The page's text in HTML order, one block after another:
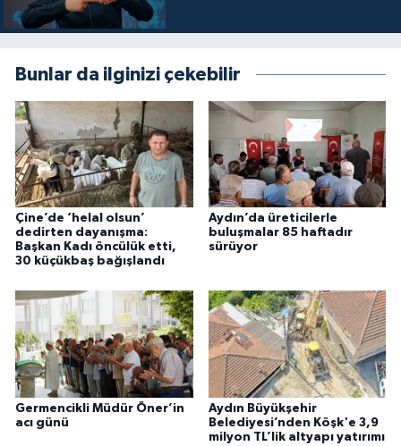
Bunlar da ilginizi çekebilir
Çine’de ‘helal olsun’
dedirten dayanışma:
Başkan Kadı öncülük etti,
30 küçükbaş bağışlandı
Aydın’da üreticilerle
buluşmalar 85 haftadır
sürüyor
Germencikli Müdür Öner’in
acı günü
Aydın Büyükşehir
Belediyesi’nden Köşk'e 3,9
milyon TL’lik altyapı yatırımı